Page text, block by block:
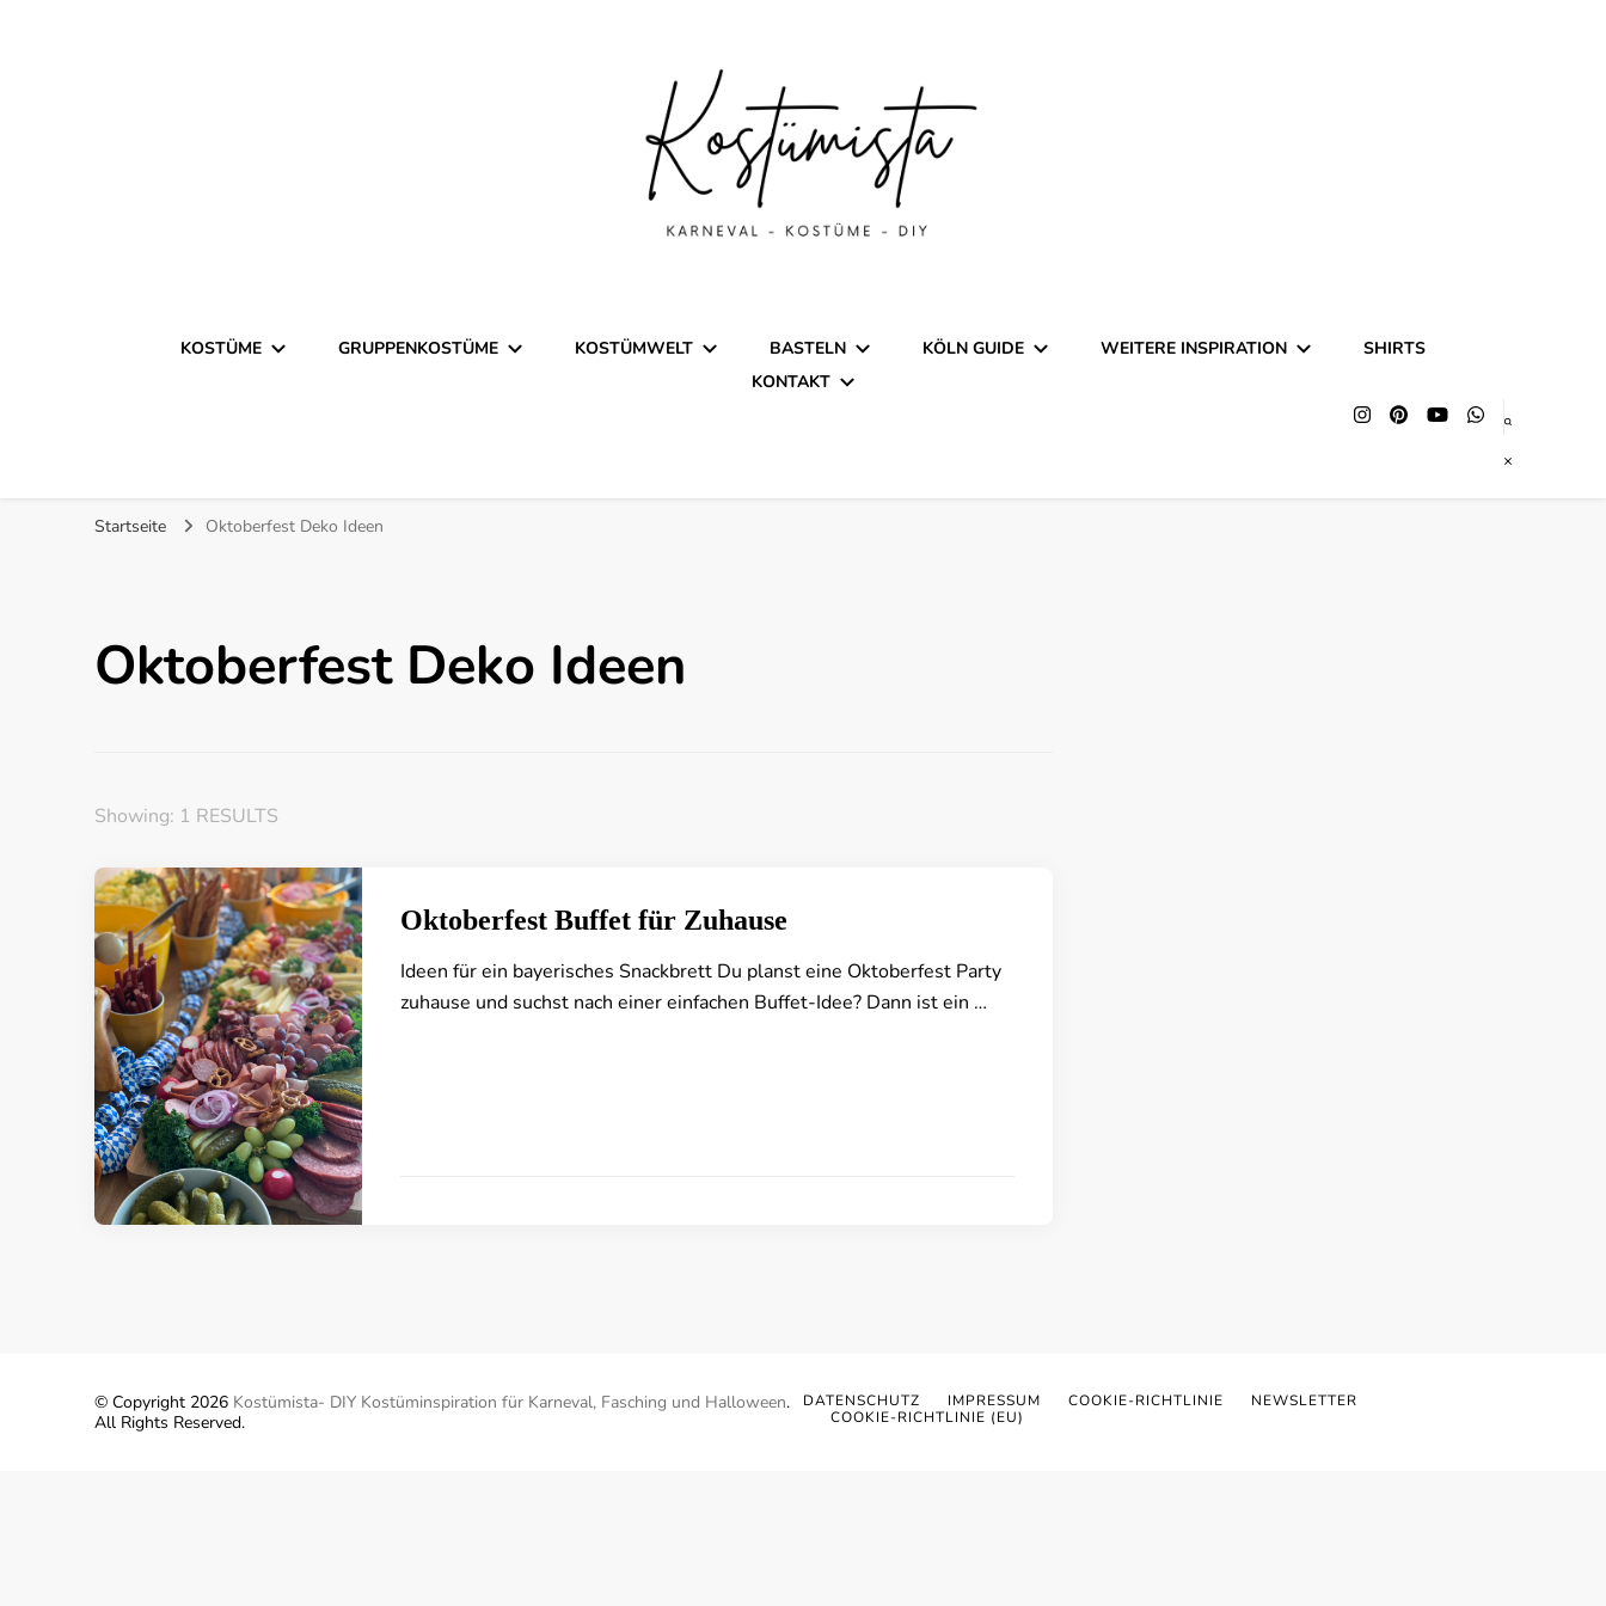
KOSTÜME GRUPPENKOSTÜME KOSTÜMWELT BASTELN KÖLN GUIDE WEITERE INSPIRATION
SHIRTS
KONTAKT
Startseite Oktoberfest Deko Ideen
Oktoberfest Deko Ideen
Showing: 1 RESULTS
Oktoberfest Buffet für Zuhause
Ideen für ein bayerisches Snackbrett Du planst eine Oktoberfest Party
zuhause und suchst nach einer einfachen Buffet-Idee? Dann ist ein …
© Copyright 2026 Kostümista- DIY Kostüminspiration für Karneval, Fasching und Halloween.
All Rights Reserved.
DATENSCHUTZ IMPRESSUM COOKIE-RICHTLINIE
NEWSLETTER
COOKIE-RICHTLINIE (EU)